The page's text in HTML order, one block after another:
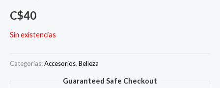
C$40
Sin existencias
Categorías:Accesorios, Belleza
Guaranteed Safe Checkout